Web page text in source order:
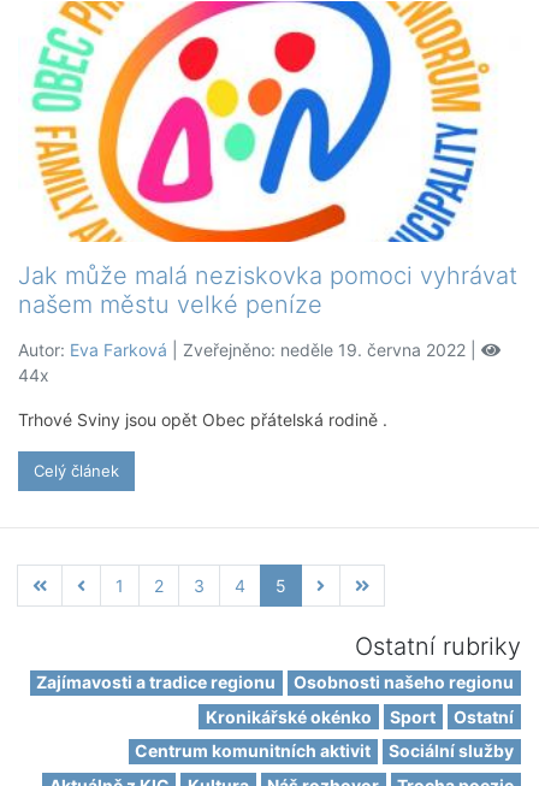
Jak může malá neziskovka pomoci vyhrávat
našem městu velké peníze
Autor: Eva Farková | Zveřejněno: neděle 19. června 2022 |
44x
Trhové Sviny jsou opět Obec přátelská rodině .
Celý článek
1 2 3 4 5
Ostatní rubriky
Zajímavosti a tradice regionu
Osobnosti našeho regionu
Kronikářské okénko
Sport
Ostatní
Centrum komunitních aktivit
Sociální služby